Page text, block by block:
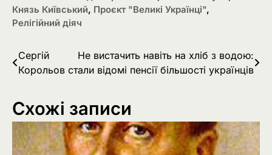
Князь Київський, Проєкт "Великі Українці",
Релігійний діяч
Навігація
записів
Сергій
Корольов
Не вистачить навіть на хліб з водою:
стали відомі пенсії більшості українців
Схожі записи